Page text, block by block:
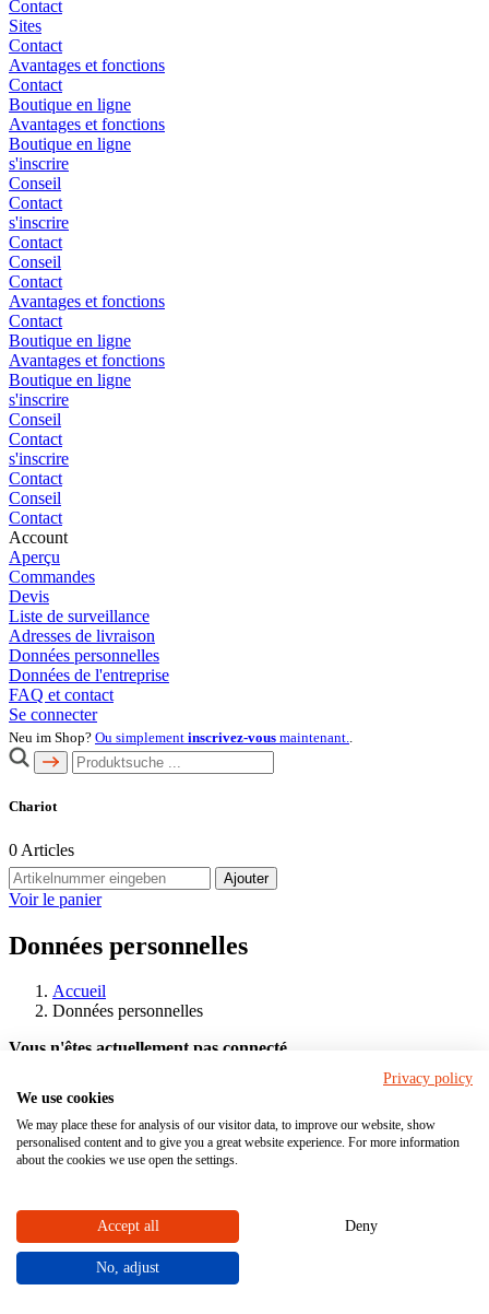
Contact
Sites
Contact
Avantages et fonctions
Contact
Boutique en ligne
Avantages et fonctions
Boutique en ligne
s'inscrire
Conseil
Contact
s'inscrire
Contact
Conseil
Contact
Avantages et fonctions
Contact
Boutique en ligne
Avantages et fonctions
Boutique en ligne
s'inscrire
Conseil
Contact
s'inscrire
Contact
Conseil
Contact
Account
Aperçu
Commandes
Devis
Liste de surveillance
Adresses de livraison
Données personnelles
Données de l'entreprise
FAQ et contact
Se connecter
Neu im Shop? Ou simplement inscrivez-vous maintenant..
Chariot
0 Articles
Ajouter
Voir le panier
Données personnelles
Accueil
Données personnelles
Vous n'êtes actuellement pas connecté
FAQ & Contact
Bon à savoir
trouver et configurer des produits, prix et modes de paiement,
expédition et retours. Pour vous inscrire pour la première fois,
n'hésitez pas à nous contacter par e-mail ou par téléphone !
Votre interlocuteur dans la boutique en ligne
Privacy policy
We use cookies
We may place these for analysis of our visitor data, to improve our website, show
personalised content and to give you a great website experience. For more information
about the cookies we use open the settings.
Accept all Deny
No, adjust